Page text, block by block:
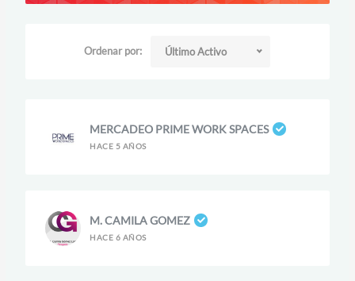
Ordenar por: Último Activo
MERCADEO PRIME WORK SPACES
HACE 5 AÑOS
M. CAMILA GOMEZ
HACE 6 AÑOS